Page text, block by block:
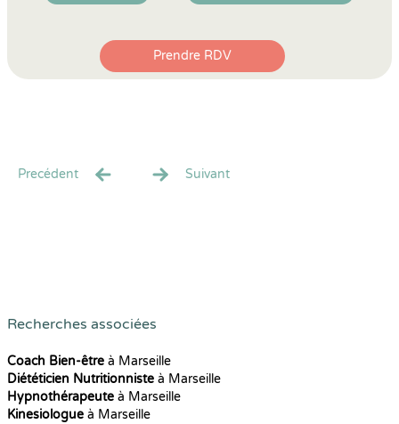
Prendre RDV
Precédent Suivant
Recherches associées
Coach Bien-être à Marseille
Diététicien Nutritionniste à Marseille
Hypnothérapeute à Marseille
Kinesiologue à Marseille